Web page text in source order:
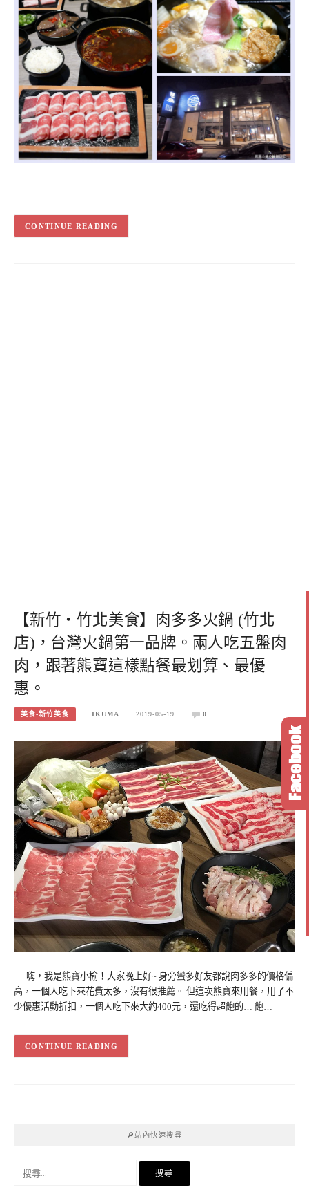
CONTINUE READING
【新竹‧竹北美食】肉多多火鍋 (竹北
店)，台灣火鍋第一品牌。兩人吃五盤肉
肉，跟著熊寶這樣點餐最划算、最優
惠。
美食-新竹美食 IKUMA 2019-05-19 0
嗨，我是熊寶小榆！大家晚上好~ 身旁蠻多好友都說肉多多的價格偏
高，一個人吃下來花費太多，沒有很推薦。 但這次熊寶來用餐，用了不
少優惠活動折扣，一個人吃下來大約400元，還吃得超飽的… 飽…
CONTINUE READING
🔎站內快速搜尋